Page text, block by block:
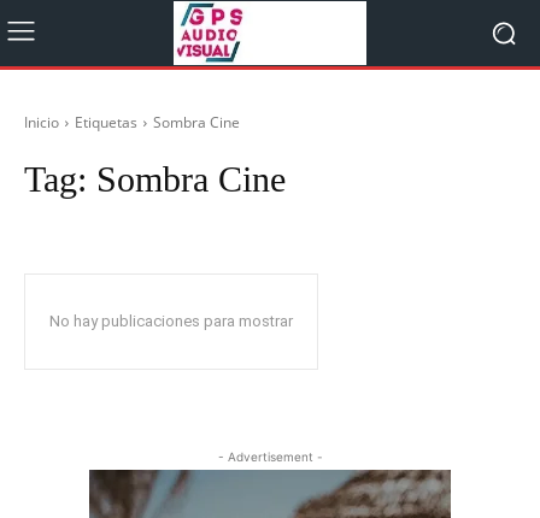
Inicio Etiquetas Sombra Cine
Tag: Sombra Cine
No hay publicaciones para mostrar
- Advertisement -